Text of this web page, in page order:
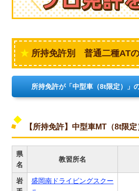
所持免許別 普通二種AT
所持免許が「中型車（8t限定）」
【所持免許】中型車MT（8t限定
県
名
教習所名
岩
盛岡南ドライビングスクー